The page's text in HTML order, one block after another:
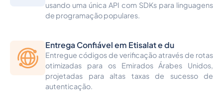
usando uma única API com SDKs para linguagens
de programação populares.
Entrega Confiável em Etisalat e du
Entregue códigos de verificação através de rotas
otimizadas para os Emirados Árabes Unidos,
projetadas para altas taxas de sucesso de
autenticação.